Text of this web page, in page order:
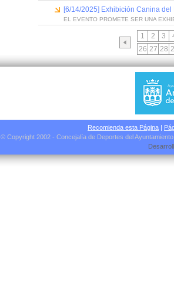
[6/14/2025] Exhibición Canina
EL EVENTO PROMETE SER UNA
1 2 3
26 27 28
Recomienda esta Página |
© Copyright 2002 - Concejalía de Deportes del